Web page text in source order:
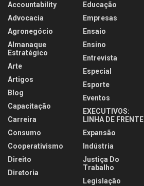
Accountability
Advocacia
Agronegócio
Almanaque
Estratégico
Arte
Artigos
Blog
Capacitação
Carreira
Consumo
Cooperativismo
Direito
Diretoria
Educação
Empresas
Ensaio
Ensino
Entrevista
Especial
Esporte
Eventos
EXECUTIVOS:
LINHA DE FRENTE
Expansão
Indústria
Justiça Do
Trabalho
Legislação